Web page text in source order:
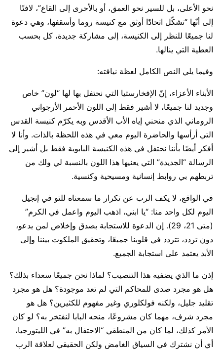
نحو الأعلى، بل للسير نحو العمق، أو بالأحرى إلى القاع”، لافتًا
إلى أنّها “تشكّل اتحادًا أوثق مع كنيسة روما وأسقفها، وهي دعوة
لنا جميعًا للنظر إلى الكنيسة، إلى مشاركة جديدة، كل بحسب
العطية التي ينالها.
وفيما يلي النص الكامل لعظة نيافته:
الأبناء الأعزاء، إنّ الإفخارستيا التي نحتفل بها لها “لون” خاص
وجديد لنا جميعًا، لا أشير فقط إلى اللون الأحمر الأرجواني
الروماني الذي منحني إياه الأب الأقدس وبه يكرّم كنيسة القدس
التي أرأسها والحاضرة اليوم معي في هذه اللحظة بالذات. وأنا لا
أفكر أيضًا بأننا نحتفل في هذه الكنيسة البابوية فقط بل أشير إلى
الرسالة “الجديدة” التي يعنيها هذا اللون بالنسبة لي ولك من
تربطهم بي روابط إنسانية ومسيحية وكنسية.
في الواقع، لا يكف الرب عن تكرار ما سمعناه للتو في إنجيل
اليوم لكل واحد منا: “يا ابني، اذهب اليوم واعمل في الكرم”
(متى 21، 29). إن الدعوة للاستجابة بصدق وإخلاص لمن يدعو،
دون تردد، تتردد في قلوبنا جميعًا، وتحقيق الملكوت بيننا وإلى
الأبد يعتمد على استجابة الجميع.
إذن ما الذي يضفيه هذا التنصيب؟ لماذا نحن جميعًا سعداء بذلك؟
هل هو مجرد صدى للمحاكم التي لم تعد موجودة؟ هل هو مجرد
تقليد جليل، ولكنه فولكلوري وغير مفهوم للكثيرين؟ هل هو
مجرد شرف، مهما كان مشروعًا، منحه البابا لنفتخر به؟ لو كان
الأمر كذلك، لما كان من المنطقي “الاحتفال به” في الليتورجيا،
أي أن نشترك في السياق الغامض ولكن الحقيقي لعلاقة الرب